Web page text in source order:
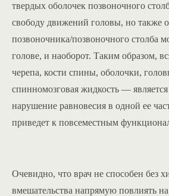
твердых оболочек позвоночного
свободу движений головы, но также
позвоночника/позвоночного столба
голове, и наоборот. Таким образом,
черепа, кости спины, оболочки,
спинномозговая жидкость —
нарушение равновесия в одной ее
приведет к повсеместным
Очевидно, что врач не способен без
вмешательства напрямую повлиять